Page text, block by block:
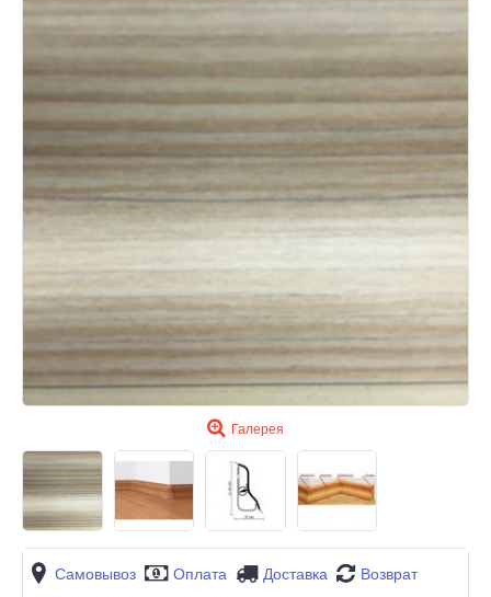
Галерея
Самовывоз Оплата Доставка
Возврат